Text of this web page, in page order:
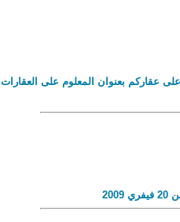
عقاركم بعنوان المعلوم على العقارات